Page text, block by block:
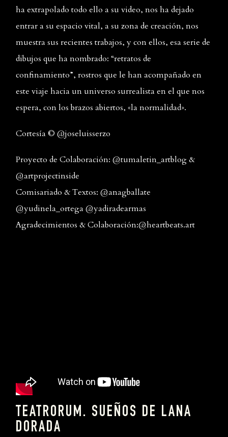
ha extrapolado todo ello a su video, nos ha dejado
entrar a su espacio vital, a su zona de creación, nos
muestra sus recientes trabajos, y con ellos, esa serie de
dibujos que ha nombrado: “retratos de
confinamiento”, rostros que le han acompañado en
este viaje hacia un universo surrealista en el que nos
espera, con los brazos abiertos, «la normalidad».
Cortesía © @joseluisserzo
Proyecto de Colaboración: @tumaletin_artblog &
@artprojectinside
Comisariado & Textos: @anagballate
@yudinela_ortega @yadiradearmas
Agradecimientos & Colaboración:@heartbeats.art
TEATRORUM. SUEÑOS DE LANA
DORADA